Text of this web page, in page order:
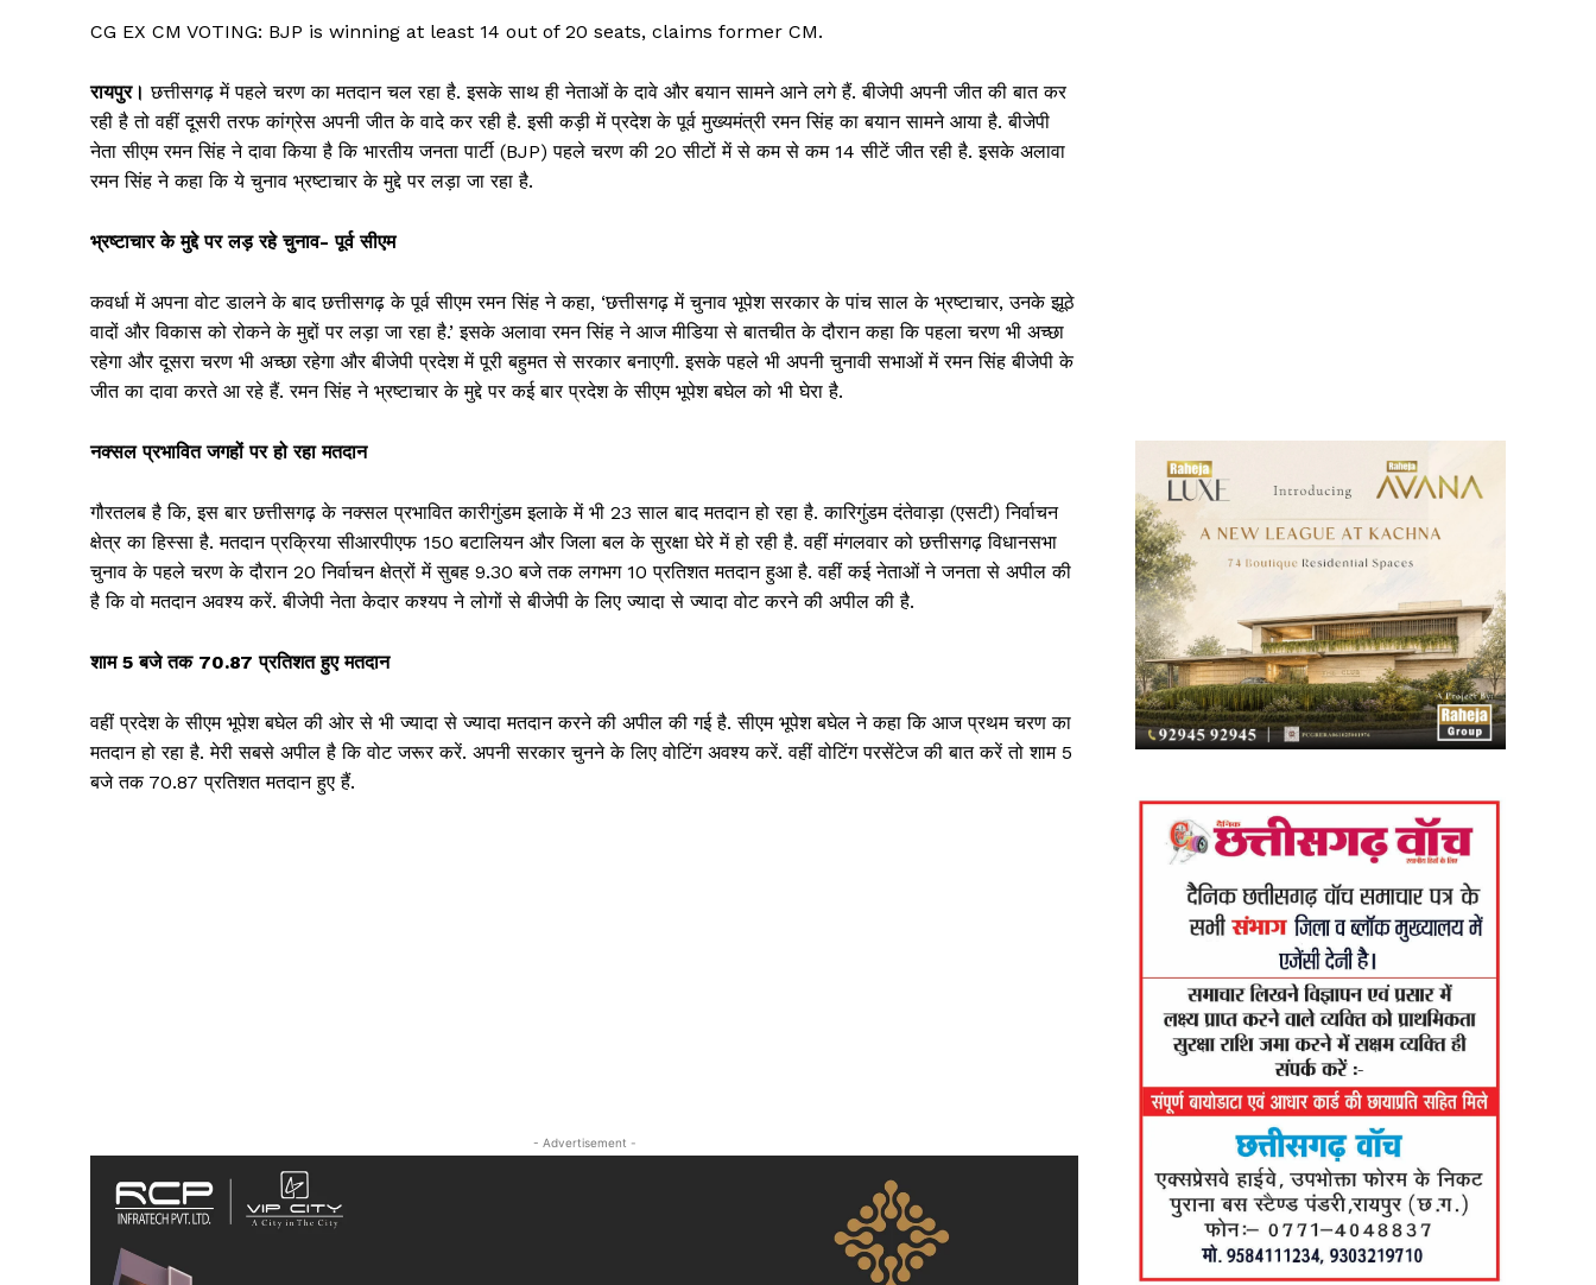
सिर्फ सच !!!
SUBSCRIBE NOW
Khabarchalisa News
Trending Now
क्राइम
खेल खबर
मनोरंजन
CG EX CM VOTING: BJP is winning at least 14 out of 20 seats, claims former CM.
रायपुर।छत्तीसगढ़ में पहले चरण का मतदान चल रहा है. इसके साथ ही नेताओं के दावे और बयान सामने आने लगे हैं. बीजेपी अपनी जीत की बात कर
रही है तो वहीं दूसरी तरफ कांग्रेस अपनी जीत के वादे कर रही है. इसी कड़ी में प्रदेश के पूर्व मुख्यमंत्री रमन सिंह का बयान सामने आया है. बीजेपी
नेता सीएम रमन सिंह ने दावा किया है कि भारतीय जनता पार्टी (BJP) पहले चरण की 20 सीटों में से कम से कम 14 सीटें जीत रही है. इसके अलावा
रमन सिंह ने कहा कि ये चुनाव भ्रष्टाचार के मुद्दे पर लड़ा जा रहा है.
भ्रष्टाचार के मुद्दे पर लड़ रहे चुनाव- पूर्व सीएम
कवर्धा में अपना वोट डालने के बाद छत्तीसगढ़ के पूर्व सीएम रमन सिंह ने कहा, ‘छत्तीसगढ़ में चुनाव भूपेश सरकार के पांच साल के भ्रष्टाचार, उनके झूठे
वादों और विकास को रोकने के मुद्दों पर लड़ा जा रहा है.’ इसके अलावा रमन सिंह ने आज मीडिया से बातचीत के दौरान कहा कि पहला चरण भी अच्छा
रहेगा और दूसरा चरण भी अच्छा रहेगा और बीजेपी प्रदेश में पूरी बहुमत से सरकार बनाएगी. इसके पहले भी अपनी चुनावी सभाओं में रमन सिंह बीजेपी के
जीत का दावा करते आ रहे हैं. रमन सिंह ने भ्रष्टाचार के मुद्दे पर कई बार प्रदेश के सीएम भूपेश बघेल को भी घेरा है.
नक्सल प्रभावित जगहों पर हो रहा मतदान
गौरतलब है कि, इस बार छत्तीसगढ़ के नक्सल प्रभावित कारीगुंडम इलाके में भी 23 साल बाद मतदान हो रहा है. कारिगुंडम दंतेवाड़ा (एसटी) निर्वाचन
क्षेत्र का हिस्सा है. मतदान प्रक्रिया सीआरपीएफ 150 बटालियन और जिला बल के सुरक्षा घेरे में हो रही है. वहीं मंगलवार को छत्तीसगढ़ विधानसभा
चुनाव के पहले चरण के दौरान 20 निर्वाचन क्षेत्रों में सुबह 9.30 बजे तक लगभग 10 प्रतिशत मतदान हुआ है. वहीं कई नेताओं ने जनता से अपील की
है कि वो मतदान अवश्य करें. बीजेपी नेता केदार कश्यप ने लोगों से बीजेपी के लिए ज्यादा से ज्यादा वोट करने की अपील की है.
शाम 5 बजे तक 70.87 प्रतिशत हुए मतदान
वहीं प्रदेश के सीएम भूपेश बघेल की ओर से भी ज्यादा से ज्यादा मतदान करने की अपील की गई है. सीएम भूपेश बघेल ने कहा कि आज प्रथम चरण का
मतदान हो रहा है. मेरी सबसे अपील है कि वोट जरूर करें. अपनी सरकार चुनने के लिए वोटिंग अवश्य करें. वहीं वोटिंग परसेंटेज की बात करें तो शाम 5
बजे तक 70.87 प्रतिशत मतदान हुए हैं.
- Advertisement -